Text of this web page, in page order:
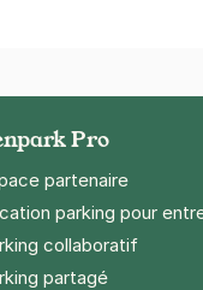
disponibles
Paris -
Pro
partenaire
parking pour
collaboratif
partagé